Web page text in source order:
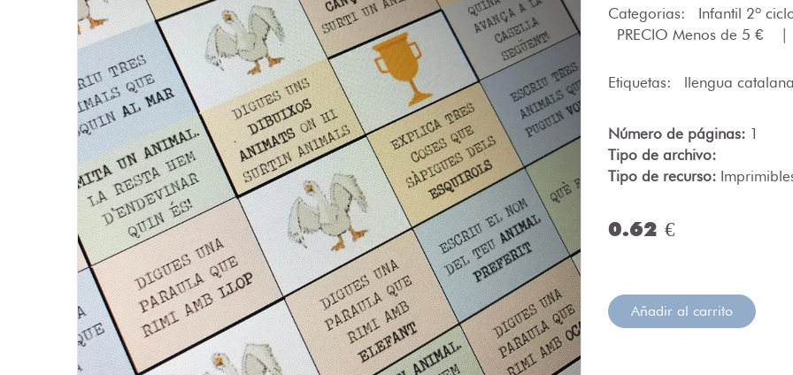
Categorias: Infantil 2º
PRECIO Menos de 5 €
Etiquetas: llengua catalana
Número de páginas: 1
Tipo de archivo:
Tipo de recurso:
0.62 €
Añadir al carrito